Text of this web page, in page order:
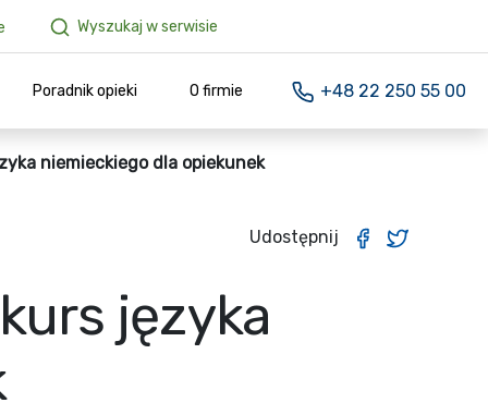
Wyszukaj w serwisie
Poradnik opieki O firmie +48 22 250 55 00
niemieckiego dla opiekunek
Udostępnij
języka